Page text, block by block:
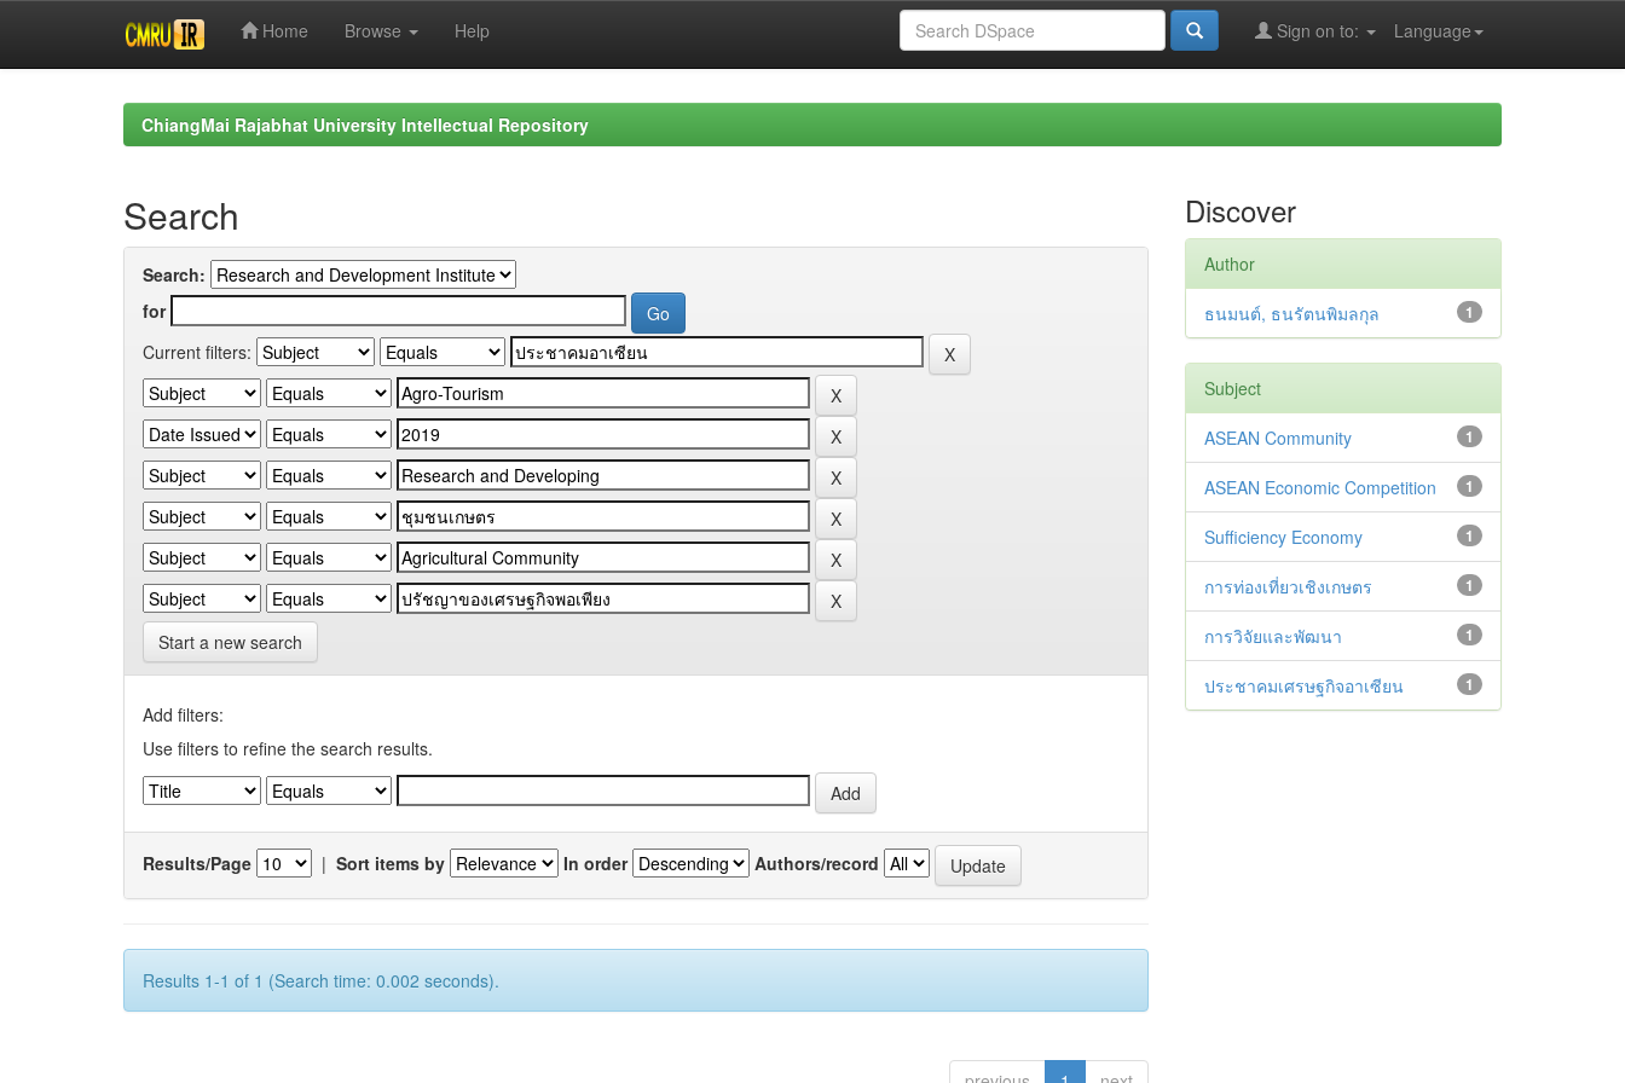
Home Browse Help Language
Sign on to:
ChiangMai Rajabhat University Intellectual Repository
Search
Search:
for
Current filters:
Start a new search
Add filters:
Use filters to refine the search results.
Results/Page | Sort items by In order Authors/record
Results 1-1 of 1 (Search time: 0.002 seconds).
Discover
Author
1
ธนมนต์, ธนรัตนพิมลกุล
Subject
1
ASEAN Community
1
ASEAN Economic Competition
1
Sufficiency Economy
1
การท่องเที่ยวเชิงเกษตร
1
การวิจัยและพัฒนา
1
ประชาคมเศรษฐกิจอาเซียน